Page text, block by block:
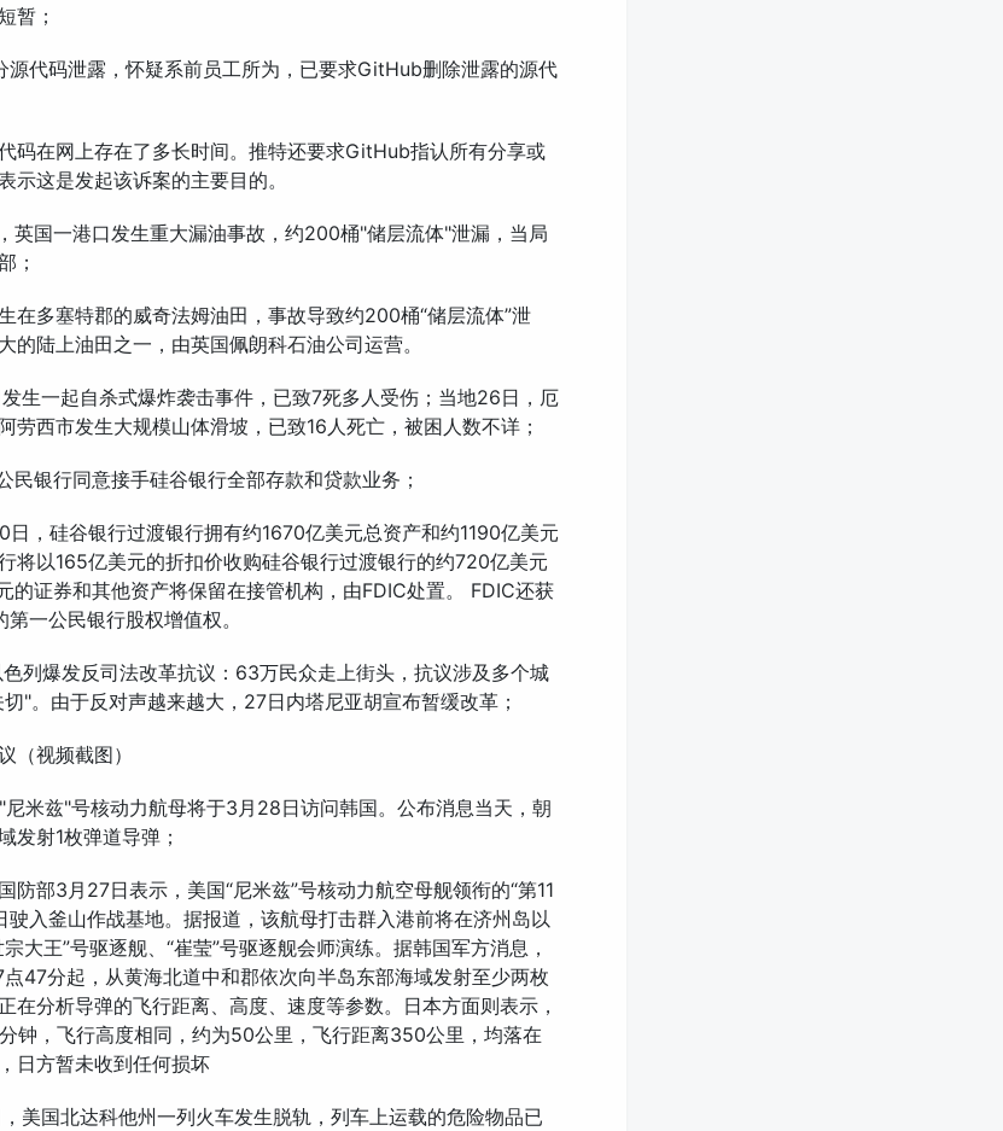
暂；
源代码泄露，怀疑系前员工所为，已要求GitHub删除泄露的源代
码在网上存在了多长时间。推特还要求GitHub指认所有分享或
示这是发起该诉案的主要目的。
英国一港口发生重大漏油事故，约200桶"储层流体"泄漏，当局
；
在多塞特郡的威奇法姆油田，事故导致约200桶“储层流体”泄
的陆上油田之一，由英国佩朗科石油公司运营。
生一起自杀式爆炸袭击事件，已致7死多人受伤；当地26日，厄
劳西市发生大规模山体滑坡，已致16人死亡，被困人数不详；
民银行同意接手硅谷银行全部存款和贷款业务；
日，硅谷银行过渡银行拥有约1670亿美元总资产和约1190亿美元
将以165亿美元的折扣价收购硅谷银行过渡银行的约720亿美元
的证券和其他资产将保留在接管机构，由FDIC处置。 FDIC还获
一公民银行股权增值权。
列爆发反司法改革抗议：63万民众走上街头，抗议涉及多个城
"。由于反对声越来越大，27日内塔尼亚胡宣布暂缓改革；
（视频截图）
米兹"号核动力航母将于3月28日访问韩国。公布消息当天，朝
发射1枚弹道导弹；
防部3月27日表示，美国“尼米兹”号核动力航空母舰领衔的“第11
驶入釜山作战基地。据报道，该航母打击群入港前将在济州岛以
大王”号驱逐舰、“崔莹”号驱逐舰会师演练。据韩国军方消息，
47分起，从黄海北道中和郡依次向半岛东部海域发射至少两枚
在分析导弹的飞行距离、高度、速度等参数。日本方面则表示，
钟，飞行高度相同，约为50公里，飞行距离350公里，均落在
日方暂未收到任何损坏
美国北达科他州一列火车发生脱轨，列车上运载的危险物品已